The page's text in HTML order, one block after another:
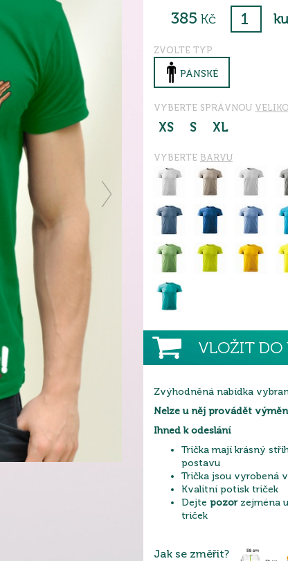
385 Kč
ZVOLTE TYP
PÁNSKÉ
VYBERTE SPRÁVNOU
XS S XL
VYBERTE BARVU
VLOŽIT DO
Zvýhodněná nabídka
Nelze u něj provádět
Ihned k odeslání
Trička mají krásný
postavu
Trička jsou vyrobená
Kvalitní potisk triček
Dejte pozorzejména
triček
Jak se změřit?